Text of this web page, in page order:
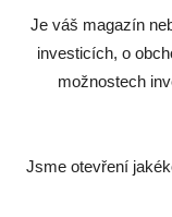
Je váš magazín
investicích, o
možnostech
Jsme otevření